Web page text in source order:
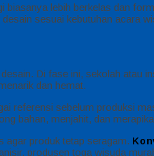
biasanya lebih berkelas dan
sesuai kebutuhan acara
Di fase ini, sekolah atau
dan hemat.
referensi sebelum produksi
bahan, menjahit, dan
agar produk tetap seragam.
produsen toga wisuda